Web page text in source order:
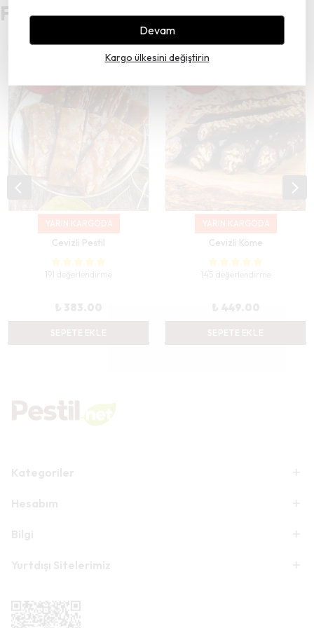
Devam
Kargo ülkesini değiştirin
Favori Pestiliniz Hangisi?
YARIN KARGODA
Cevizli Pestil
191 değerlendirme
YARIN KARGODA
Cevizli Köme
145 değerlendirme